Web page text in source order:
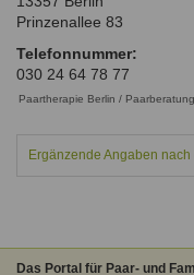
Qualität unserer
Familienthemen
Information über
Sitemap
Links
Formular zur
Prinzenallee 83
Telefonnummer:
030 24 64 78 77
Paartherapie Berlin /
Ergänzende Angaben
Das Portal für Paar- und